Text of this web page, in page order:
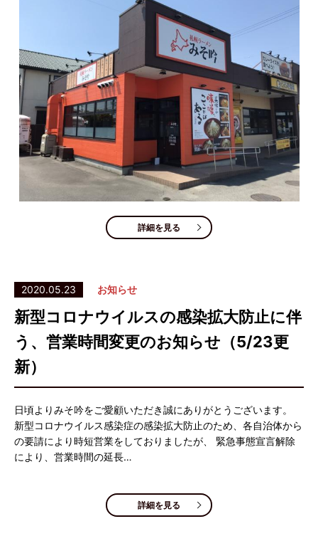
詳細を見る
2020.05.23 お知らせ
新型コロナウイルスの感染拡大防止に伴
う、営業時間変更のお知らせ（5/23更
新）
日頃よりみそ吟をご愛顧いただき誠にありがとうございます。
新型コロナウイルス感染症の感染拡大防止のため、各自治体から
の要請により時短営業をしておりましたが、 緊急事態宣言解除
により、営業時間の延長…
詳細を見る